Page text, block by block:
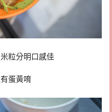
粒分明口感佳
蛋黃唷